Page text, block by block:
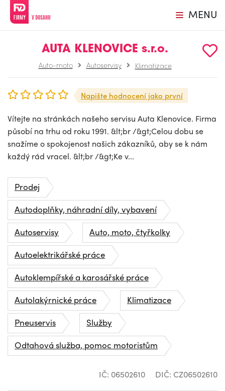
MENU
AUTA KLENOVICE s.r.o.
Auto-moto Autoservisy Klimatizace
Napište hodnocení jako první
Vítejte na stránkách našeho servisu Auta Klenovice. Firma
působí na trhu od roku 1991. &lt;br /&gt;Celou dobu se
snažíme o spokojenost našich zákazníků, aby se k nám
každý rád vracel. &lt;br /&gt;Ke v...
Prodej
Autodoplňky, náhradní díly, vybavení
Autoservisy
Auto, moto, čtyřkolky
Autoelektrikářské práce
Autoklempířské a karosářské práce
Autolakýrnické práce
Klimatizace
Pneuservis
Služby
Odtahová služba, pomoc motoristům
IČ: 06502610 DIČ: CZ06502610